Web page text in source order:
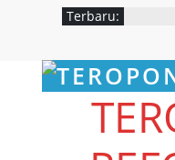
Terbaru: